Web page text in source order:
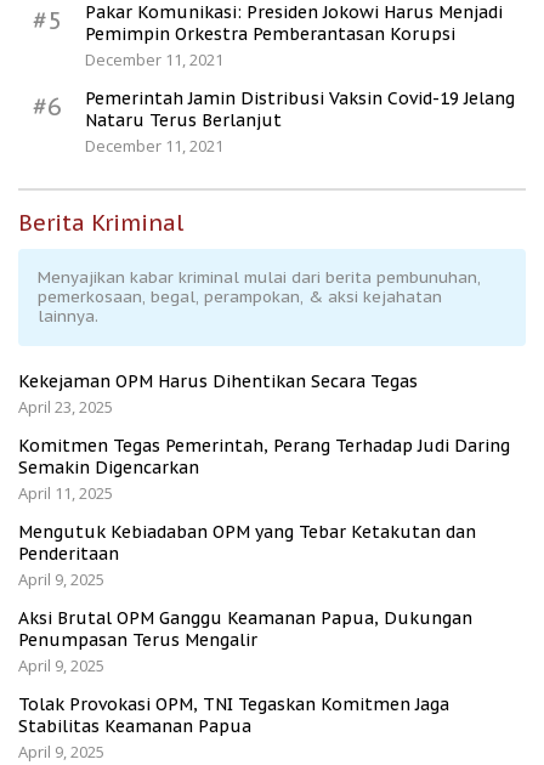
#5
Pakar Komunikasi: Presiden Jokowi Harus Menjadi
Pemimpin Orkestra Pemberantasan Korupsi
December 11, 2021
#6
Pemerintah Jamin Distribusi Vaksin Covid-19 Jelang
Nataru Terus Berlanjut
December 11, 2021
Berita Kriminal
Menyajikan kabar kriminal mulai dari berita pembunuhan,
pemerkosaan, begal, perampokan, & aksi kejahatan
lainnya.
Kekejaman OPM Harus Dihentikan Secara Tegas
April 23, 2025
Komitmen Tegas Pemerintah, Perang Terhadap Judi Daring
Semakin Digencarkan
April 11, 2025
Mengutuk Kebiadaban OPM yang Tebar Ketakutan dan
Penderitaan
April 9, 2025
Aksi Brutal OPM Ganggu Keamanan Papua, Dukungan
Penumpasan Terus Mengalir
April 9, 2025
Tolak Provokasi OPM, TNI Tegaskan Komitmen Jaga
Stabilitas Keamanan Papua
April 9, 2025